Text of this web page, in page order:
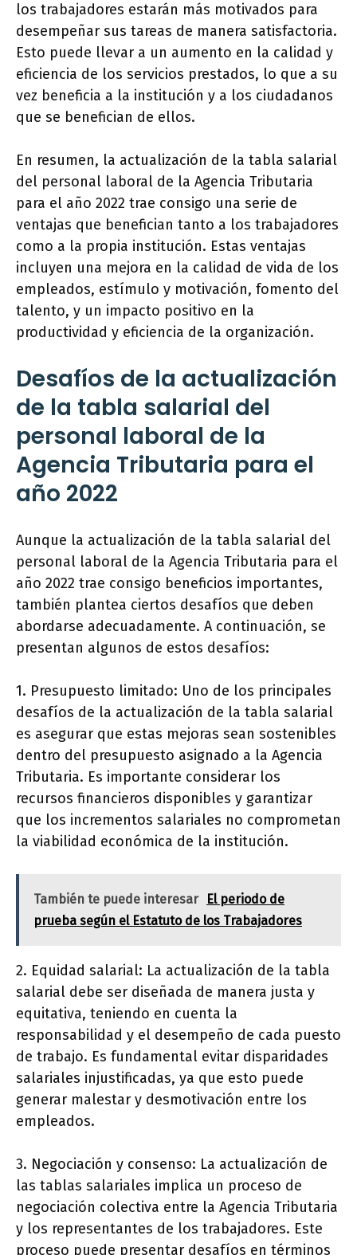
los trabajadores estarán más motivados para
desempeñar sus tareas de manera satisfactoria.
Esto puede llevar a un aumento en la calidad y
eficiencia de los servicios prestados, lo que a su
vez beneficia a la institución y a los ciudadanos
que se benefician de ellos.
En resumen, la actualización de la tabla salarial
del personal laboral de la Agencia Tributaria
para el año 2022 trae consigo una serie de
ventajas que benefician tanto a los trabajadores
como a la propia institución. Estas ventajas
incluyen una mejora en la calidad de vida de los
empleados, estímulo y motivación, fomento del
talento, y un impacto positivo en la
productividad y eficiencia de la organización.
Desafíos de la actualización
de la tabla salarial del
personal laboral de la
Agencia Tributaria para el
año 2022
Aunque la actualización de la tabla salarial del
personal laboral de la Agencia Tributaria para el
año 2022 trae consigo beneficios importantes,
también plantea ciertos desafíos que deben
abordarse adecuadamente. A continuación, se
presentan algunos de estos desafíos:
1. Presupuesto limitado: Uno de los principales
desafíos de la actualización de la tabla salarial
es asegurar que estas mejoras sean sostenibles
dentro del presupuesto asignado a la Agencia
Tributaria. Es importante considerar los
recursos financieros disponibles y garantizar
que los incrementos salariales no comprometan
la viabilidad económica de la institución.
También te puede interesar
El periodo de
prueba según el Estatuto de los Trabajadores
2. Equidad salarial: La actualización de la tabla
salarial debe ser diseñada de manera justa y
equitativa, teniendo en cuenta la
responsabilidad y el desempeño de cada puesto
de trabajo. Es fundamental evitar disparidades
salariales injustificadas, ya que esto puede
generar malestar y desmotivación entre los
empleados.
3. Negociación y consenso: La actualización de
las tablas salariales implica un proceso de
negociación colectiva entre la Agencia Tributaria
y los representantes de los trabajadores. Este
proceso puede presentar desafíos en términos